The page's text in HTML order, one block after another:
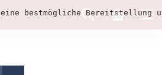
eine bestmögliche